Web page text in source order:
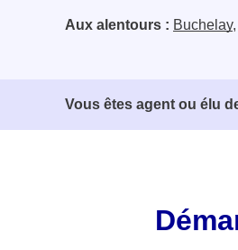
Aux alentours : Buchelay,
Vous êtes agent ou élu